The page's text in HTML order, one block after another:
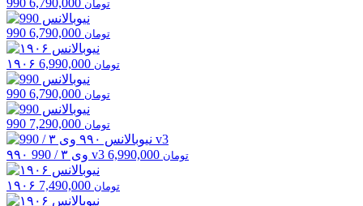
990 6,790,000 تومان
990 6,790,000 تومان
۱۹۰۶ 6,990,000 تومان
990 6,790,000 تومان
990 7,290,000 تومان
۹۹۰ وی ۳ / 990 v3 6,990,000 تومان
۱۹۰۶ 7,490,000 تومان